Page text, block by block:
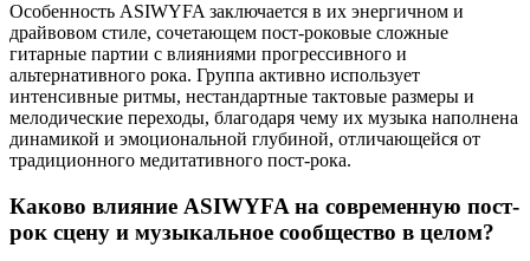
Особенность ASIWYFA заключается в их энергичном и
драйвовом стиле, сочетающем пост-роковые сложные
гитарные партии с влияниями прогрессивного и
альтернативного рока. Группа активно использует
интенсивные ритмы, нестандартные тактовые размеры и
мелодические переходы, благодаря чему их музыка наполнена
динамикой и эмоциональной глубиной, отличающейся от
традиционного медитативного пост-рока.
Каково влияние ASIWYFA на современную пост-
рок сцену и музыкальное сообщество в целом?